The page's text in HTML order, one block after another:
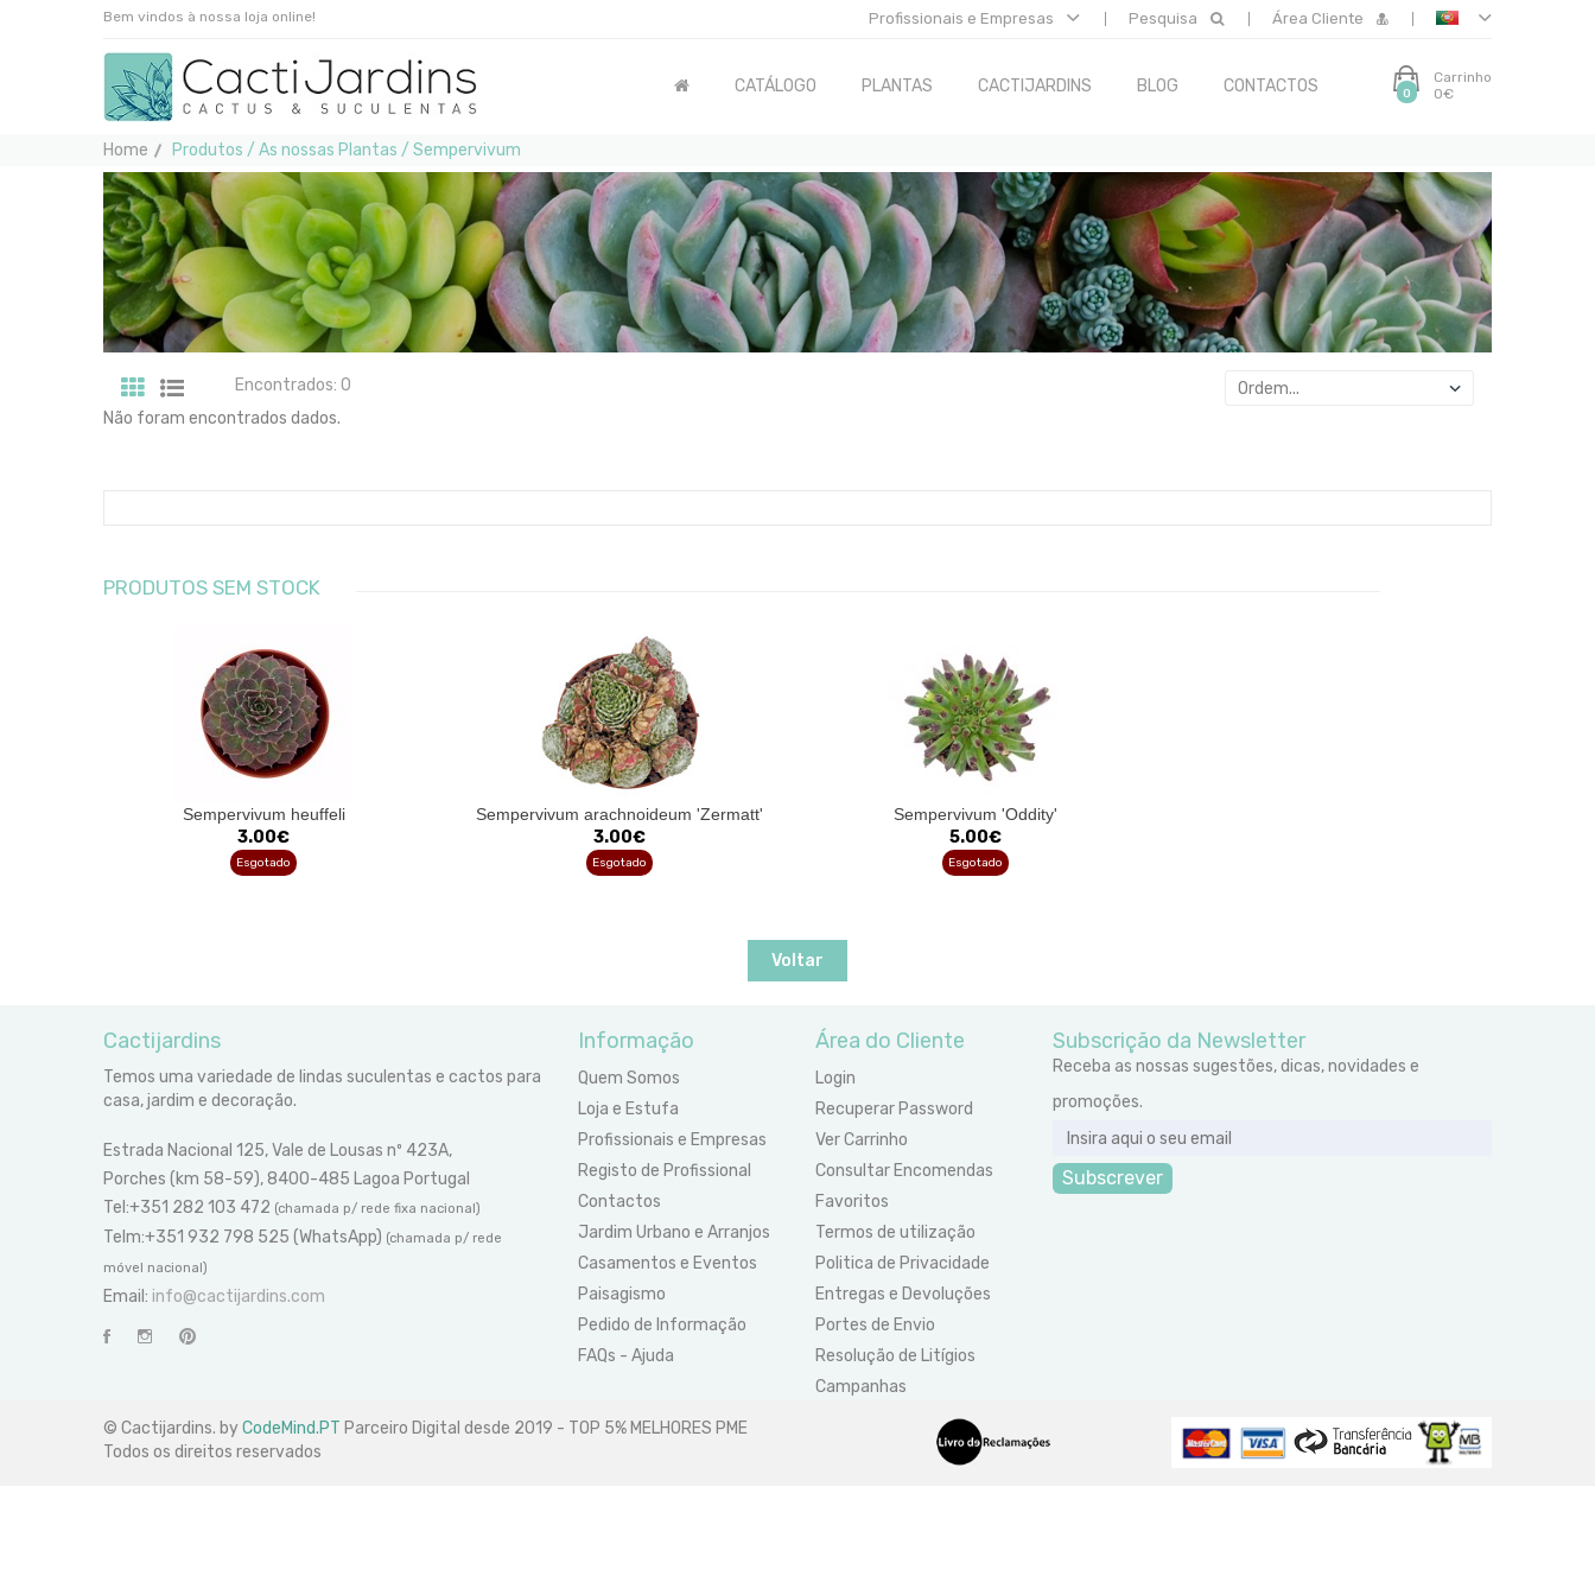
Bem vindos à nossa loja online! Profissionais e Empresas Pesquisa Área Cliente
CATÁLOGO PLANTAS CACTIJARDINS BLOG CONTACTOS 0
Carrinho
0€
Home Produtos / As nossas Plantas / Sempervivum
Encontrados: 0
Não foram encontrados dados.
PRODUTOS SEM STOCK
Sempervivum heuffeli
3.00€
Esgotado
Sempervivum arachnoideum 'Zermatt'
3.00€
Esgotado
Sempervivum 'Oddity'
5.00€
Esgotado
Voltar
Cactijardins
Temos uma variedade de lindas suculentas e cactos para
casa, jardim e decoração.
Estrada Nacional 125, Vale de Lousas nº 423A,
Porches (km 58-59), 8400-485 Lagoa Portugal
Tel:+351 282 103 472 (chamada p/ rede fixa nacional)
Telm:+351 932 798 525 (WhatsApp) (chamada p/ rede
móvel nacional)
Email: info@cactijardins.com
Informação
Quem Somos
Loja e Estufa
Profissionais e Empresas
Registo de Profissional
Contactos
Jardim Urbano e Arranjos
Casamentos e Eventos
Paisagismo
Pedido de Informação
FAQs - Ajuda
Área do Cliente
Login
Recuperar Password
Ver Carrinho
Consultar Encomendas
Favoritos
Termos de utilização
Politica de Privacidade
Entregas e Devoluções
Portes de Envio
Resolução de Litígios
Campanhas
Subscrição da Newsletter
Receba as nossas sugestões, dicas, novidades e
promoções.
Subscrever
© Cactijardins. byCodeMind.PT Parceiro Digital desde 2019 - TOP 5% MELHORES PME
Todos os direitos reservados